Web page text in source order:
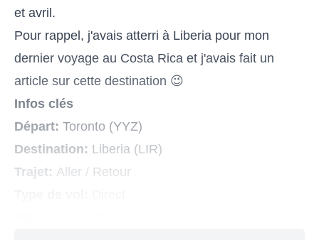
et avril.
Pour rappel, j'avais atterri à Liberia pour mon
dernier voyage au Costa Rica et j'avais fait un
article sur cette destination 😉
Infos clés
Départ: Toronto (YYZ)
Destination: Liberia (LIR)
Trajet: Aller / Retour